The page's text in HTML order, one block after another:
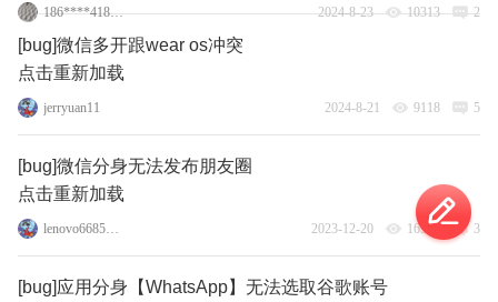
186****4181_9 2024-8-23 10313 2
[bug]微信多开跟wear os冲突
点击重新加载
jerryuan11 2024-8-21 9118 5
[bug]微信分身无法发布朋友圈
点击重新加载
lenovo66852018 2023-12-20 16582 3
[bug]应用分身【WhatsApp】无法选取谷歌账号